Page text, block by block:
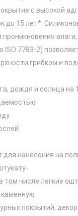
с высокой
до 15 лет*.
ISO 7783-2)
грибком и
дождя и солнца на
нанесения на
том числе легкие
покрытий,